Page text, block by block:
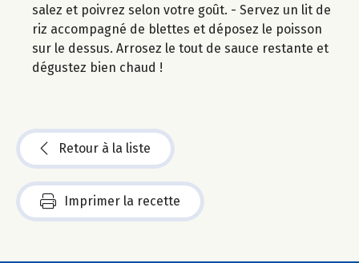
salez et poivrez selon votre goût. - Servez un lit de
riz accompagné de blettes et déposez le poisson
sur le dessus. Arrosez le tout de sauce restante et
dégustez bien chaud !
Retour à la liste
Imprimer la recette